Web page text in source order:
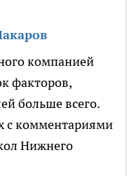
компанией
факторов,
больше всего.
с комментариями
Нижнего